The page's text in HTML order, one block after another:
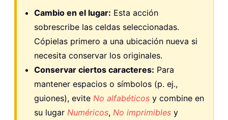
Cambio en el lugar: Esta acción
sobrescribe las celdas seleccionadas.
Cópielas primero a una ubicación nueva si
necesita conservar los originales.
Conservar ciertos caracteres: Para
mantener espacios o símbolos (p. ej.,
guiones), evite No alfabéticos y combine en
su lugar Numéricos, No imprimibles y